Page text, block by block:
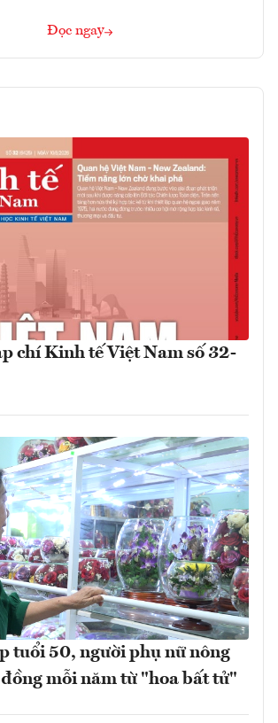
Đọc ngay
chí Kinh tế Việt Nam số 32-
tuổi 50, người phụ nữ nông
mỗi năm từ "hoa bất tử"